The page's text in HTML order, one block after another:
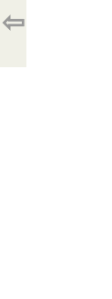
⇦